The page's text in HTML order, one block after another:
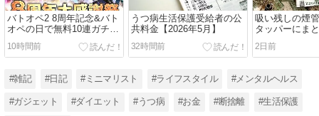
バトオペ2 8周年記念&バト
オペの日で無料10連ガチャ
を引きまくる
10時間前
うつ病生活保護受給者の公
共料金【2026年5月】
32時間前
吸い残しの煙
タッパーにま
ージを断捨離
月】
2日前
#雑記 #日記 #ミニマリスト #ライフスタイル #メンタルヘルス
#ガジェット #ダイエット #うつ病 #お金 #断捨離 #生活保護